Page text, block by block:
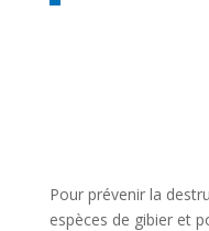
Pour prévenir la
espèces de gibier et